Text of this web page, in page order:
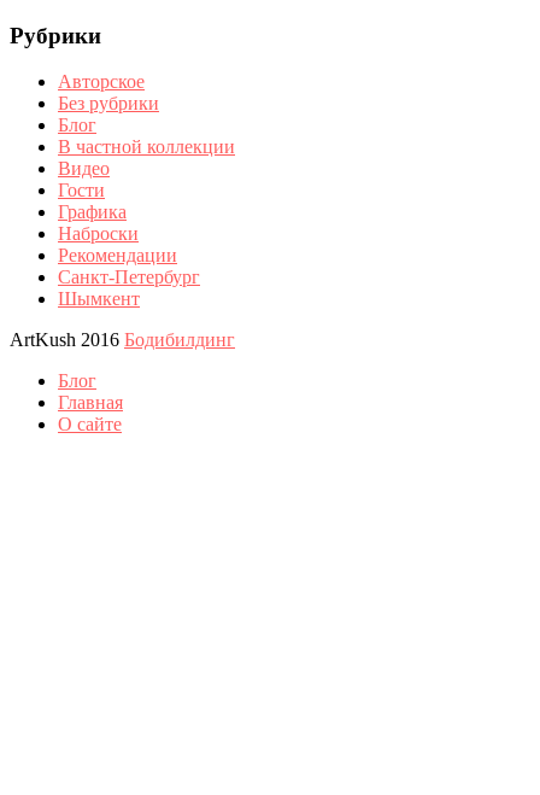
Рубрики
Авторское
Без рубрики
Блог
В частной коллекции
Видео
Гости
Графика
Наброски
Рекомендации
Санкт-Петербург
Шымкент
ArtKush 2016 Бодибилдинг
Блог
Главная
О сайте